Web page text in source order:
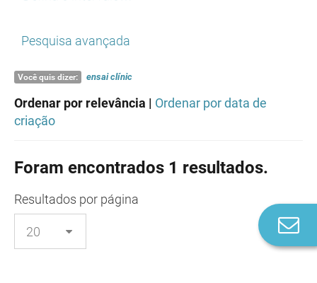
Pesquisa avançada
Você quis dizer: ensaiclínic
Ordenar por relevância | Ordenar por data de
criação
Foram encontrados 1 resultados.
Resultados por página